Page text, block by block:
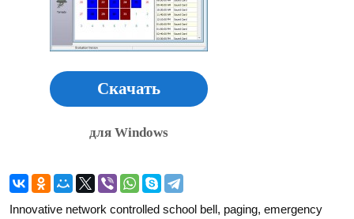
Скачать
для Windows
Innovative network controlled school bell, paging, emergency